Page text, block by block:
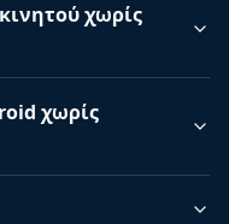
χωρίς
χωρίς